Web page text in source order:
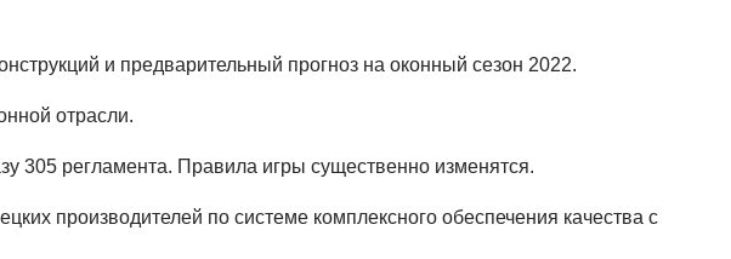
и предварительный прогноз на оконный сезон 2022.
отрасли.
305 регламента. Правила игры существенно изменятся.
производителей по системе комплексного обеспечения качества с